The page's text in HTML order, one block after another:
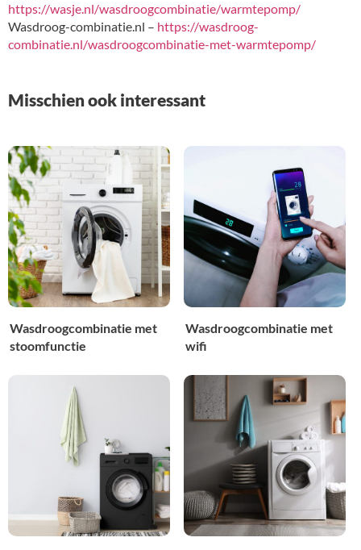
https://wasje.nl/wasdroogcombinatie/warmtepomp/
Wasdroog-combinatie.nl – https://wasdroog-
combinatie.nl/wasdroogcombinatie-met-warmtepomp/
Misschien ook interessant
Wasdroogcombinatie met
stoomfunctie
Wasdroogcombinatie met
wifi